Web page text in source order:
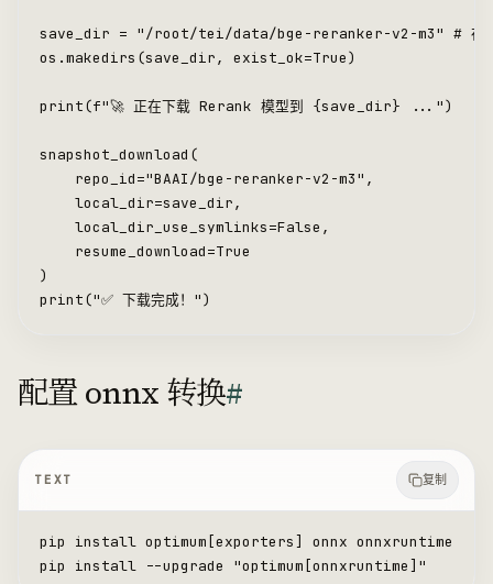
save_dir = "/root/tei/data/bge-reranker-v2-m3" # 存到
os.makedirs(save_dir, exist_ok=True)
print(f"🚀 正在下载 Rerank 模型到 {save_dir} ...")
snapshot_download(
    repo_id="BAAI/bge-reranker-v2-m3",
    local_dir=save_dir,
    local_dir_use_symlinks=False,
    resume_download=True
)
print("✅ 下载完成！")
配置 onnx 转换#
TEXT 复制
pip install optimum[exporters] onnx onnxruntime
pip install --upgrade "optimum[onnxruntime]"